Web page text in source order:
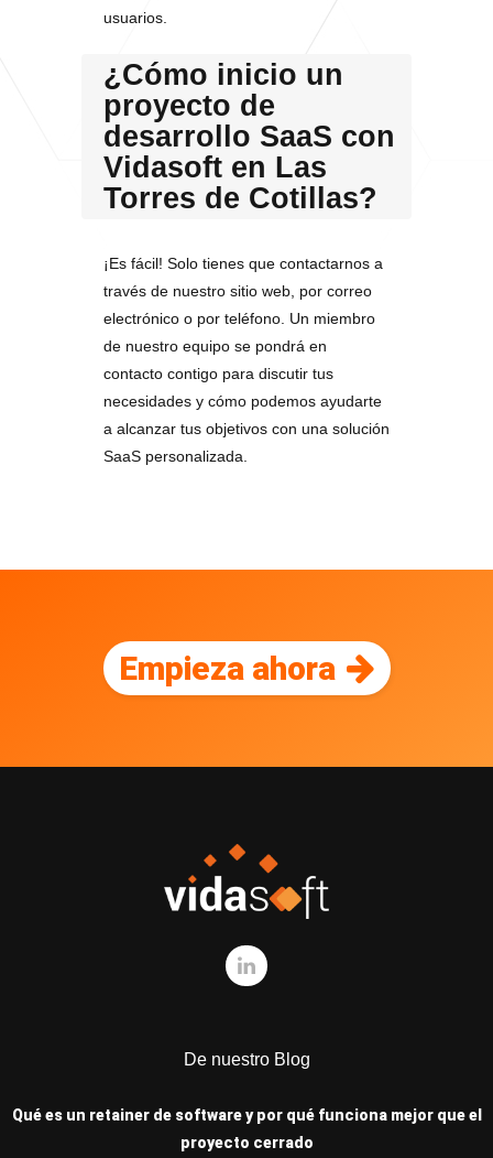
usuarios.
¿Cómo inicio un
proyecto de
desarrollo SaaS con
Vidasoft en Las
Torres de Cotillas?
¡Es fácil! Solo tienes que contactarnos a
través de nuestro sitio web, por correo
electrónico o por teléfono. Un miembro
de nuestro equipo se pondrá en
contacto contigo para discutir tus
necesidades y cómo podemos ayudarte
a alcanzar tus objetivos con una solución
SaaS personalizada.
Empieza ahora
De nuestro Blog
Qué es un retainer de software y por qué funciona mejor que el
proyecto cerrado